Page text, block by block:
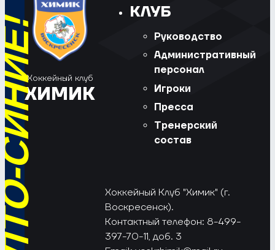
Хоккейный клуб
ХИМИК
КЛУБ
Руководство
Административный
персонал
Игроки
Пресса
Тренерский
состав
Хоккейный Клуб "Химик" (г.
Воскресенск).
Контактный телефон: 8-499-
397-70-11, доб. 3